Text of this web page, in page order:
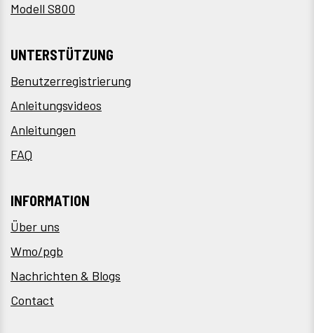
Modell S800
UNTERSTÜTZUNG
Benutzerregistrierung
Anleitungsvideos
Anleitungen
FAQ
INFORMATION
Über uns
Wmo/pgb
Nachrichten & Blogs
Contact